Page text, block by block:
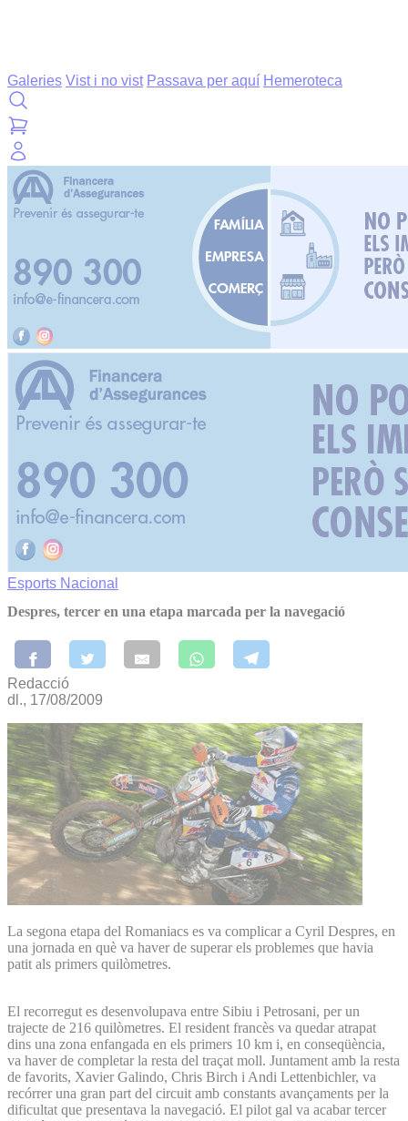
Galeries Vist i no vist Passava per aquí Hemeroteca
Esports Nacional
Despres, tercer en una etapa marcada per la navegació
Redacció
dl., 17/08/2009
La segona etapa del Romaniacs es va complicar a Cyril Despres, en
una jornada en què va haver de superar els problemes que havia
patit als primers quilòmetres.
El recorregut es desenvolupava entre Sibiu i Petrosani, per un
trajecte de 216 quilòmetres. El resident francès va quedar atrapat
dins una zona enfangada en els primers 10 km i, en conseqüència,
va haver de completar la resta del traçat moll. Juntament amb la resta
de favorits, Xavier Galindo, Chris Birch i Andi Lettenbichler, va
recórrer una gran part del circuit amb constants avançaments per la
dificultat que presentava la navegació. El pilot gal va acabar tercer